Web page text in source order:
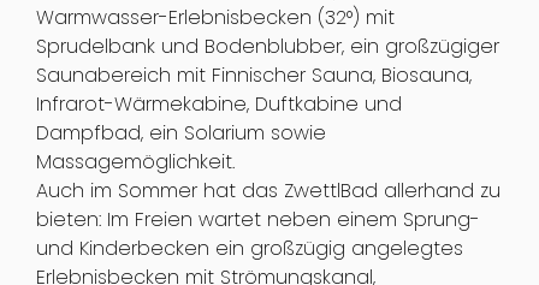
Warmwasser-Erlebnisbecken (32°) mit
Sprudelbank und Bodenblubber, ein großzügiger
Saunabereich mit Finnischer Sauna, Biosauna,
Infrarot-Wärmekabine, Duftkabine und
Dampfbad, ein Solarium sowie
Massagemöglichkeit.
Auch im Sommer hat das ZwettlBad allerhand zu
bieten: Im Freien wartet neben einem Sprung-
und Kinderbecken ein großzügig angelegtes
Erlebnisbecken mit Strömungskanal,